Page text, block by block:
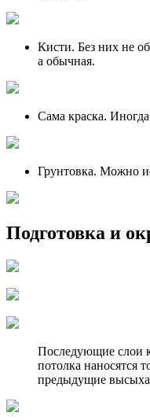
Кисти. Без них не
а обычная.
Сама краска.
Грунтовка. Можно
Подготовка и
Последующие слои
потолка наносятся
предыдущие